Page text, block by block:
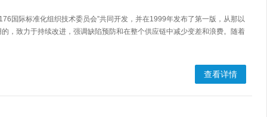
国际标准化组织技术委员会”共同开发，并在1999年发布了第一版，从那以
，致力于持续改进，强调缺陷预防和在整个供应链中减少变差和浪费。随着
查看详情